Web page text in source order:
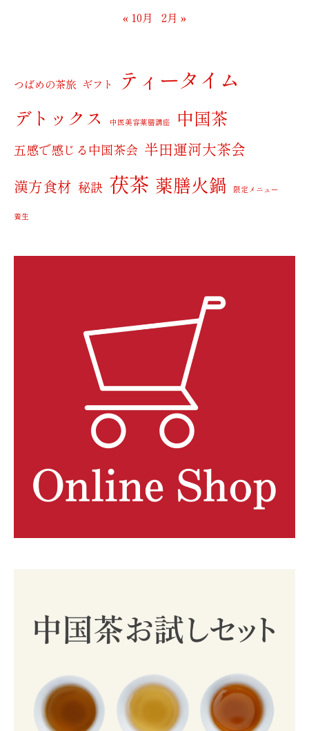
« 10月 2月 »
つばめの茶旅 ギフト ティータイム
デトックス 中医美容薬膳講座 中国茶
五感で感じる中国茶会 半田運河大茶会
漢方食材 秘訣 茯茶 薬膳火鍋 限定メニュー
養生